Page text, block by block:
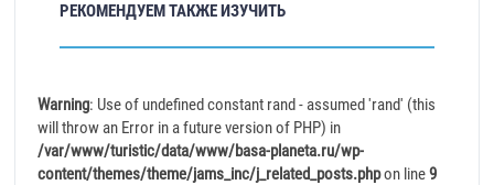
РЕКОМЕНДУЕМ ТАКЖЕ ИЗУЧИТЬ
Warning: Use of undefined constant rand - assumed 'rand' (this
will throw an Error in a future version of PHP) in
/var/www/turistic/data/www/basa-planeta.ru/wp-
content/themes/theme/jams_inc/j_related_posts.phpon line9